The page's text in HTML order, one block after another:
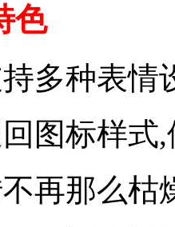
色
多种表情
图标样式
再那么枯